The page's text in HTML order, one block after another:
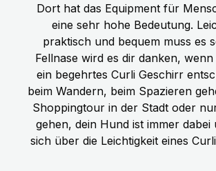
Dort hat das Equipment für
eine sehr hohe Bedeutung.
praktisch und bequem muss es
Fellnase wird es dir danken,
ein begehrtes Curli Geschirr
beim Wandern, beim Spazieren
Shoppingtour in der Stadt oder
gehen, dein Hund ist immer
sich über die Leichtigkeit eines